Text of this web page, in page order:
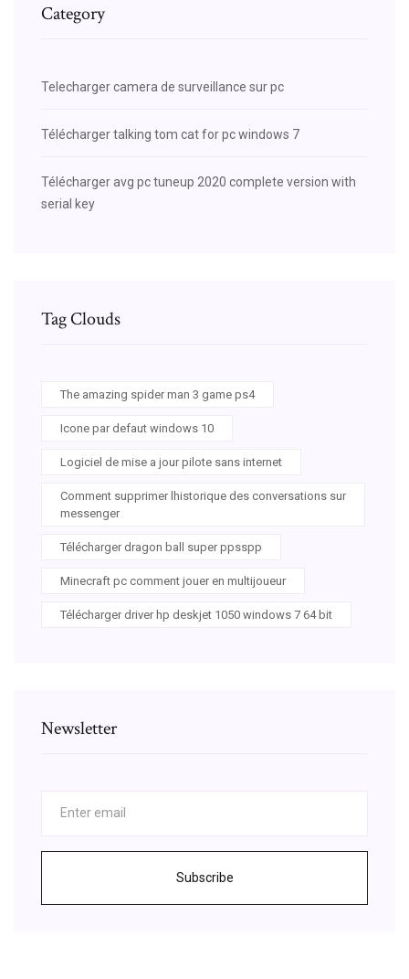
Category
Telecharger camera de surveillance sur pc
Télécharger talking tom cat for pc windows 7
Télécharger avg pc tuneup 2020 complete version with
serial key
Tag Clouds
The amazing spider man 3 game ps4
Icone par defaut windows 10
Logiciel de mise a jour pilote sans internet
Comment supprimer lhistorique des conversations sur
messenger
Télécharger dragon ball super ppsspp
Minecraft pc comment jouer en multijoueur
Télécharger driver hp deskjet 1050 windows 7 64 bit
Newsletter
Subscribe